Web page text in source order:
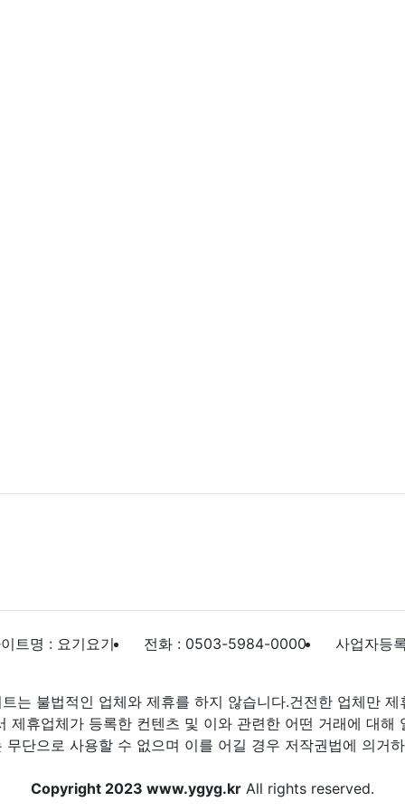
트명 : 요기요기 전화 : 0503-5984-0000 사업자등
는 불법적인 업체와 제휴를 하지 않습니다.건전한 업체만 제
제휴업체가 등록한 컨텐츠 및 이와 관련한 어떤 거래에 대해
단으로 사용할 수 없으며 이를 어길 경우 저작권법에 의거
Copyright 2023 www.ygyg.kr All rights reserved.